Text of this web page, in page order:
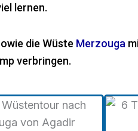
lernen.
die Wüste Merzouga
verbringen.